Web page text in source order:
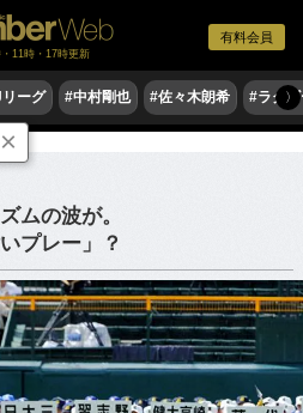
有料会員
11時・17時更新
ーグ #中村剛也 #佐々木朗希 #ラグ〉
ムの波が。
プレー」？
×